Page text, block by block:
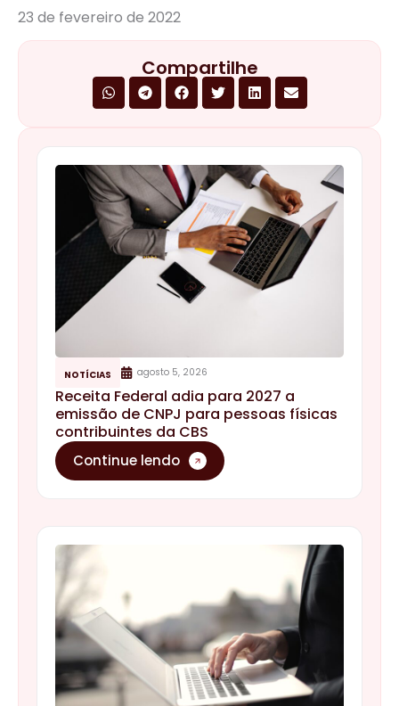
NOTÍCIAS agosto 5, 2026
Receita Federal adia para 2027 a
emissão de CNPJ para pessoas físicas
contribuintes da CBS
Continue lendo
23 de fevereiro de 2022
Compartilhe